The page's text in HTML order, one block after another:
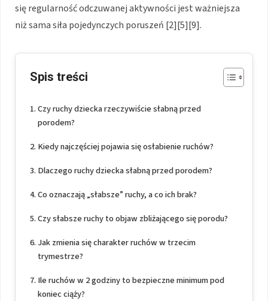
się regularność odczuwanej aktywności jest ważniejsza
niż sama siła pojedynczych poruszeń [2][5][9].
Spis treści
Czy ruchy dziecka rzeczywiście słabną przed
porodem?
Kiedy najczęściej pojawia się osłabienie ruchów?
Dlaczego ruchy dziecka słabną przed porodem?
Co oznaczają „słabsze” ruchy, a co ich brak?
Czy słabsze ruchy to objaw zbliżającego się porodu?
Jak zmienia się charakter ruchów w trzecim
trymestrze?
Ile ruchów w 2 godziny to bezpieczne minimum pod
koniec ciąży?